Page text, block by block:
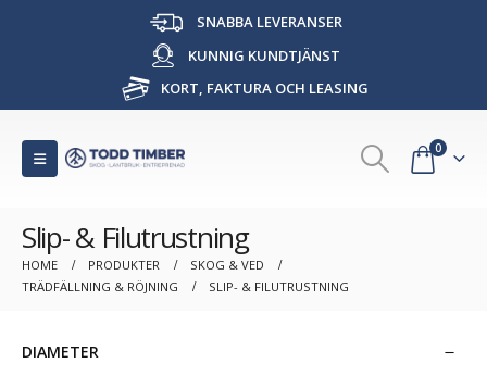
SNABBA LEVERANSER
KUNNIG KUNDTJÄNST
KORT, FAKTURA OCH LEASING
0
Slip- & Filutrustning
HOME PRODUKTER
SKOG & VED
TRÄDFÄLLNING & RÖJNING
SLIP- & FILUTRUSTNING
DIAMETER